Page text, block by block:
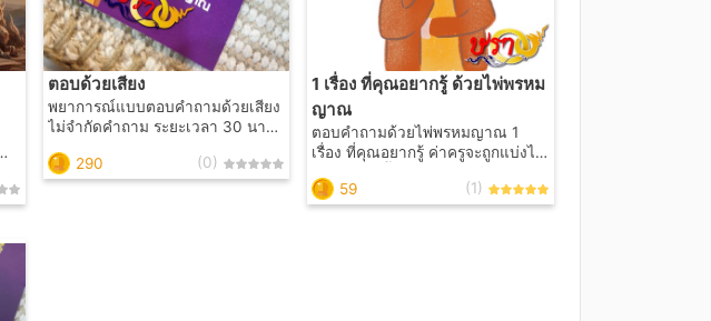
ตอบด้วยเสียง
พยาการณ์แบบตอบคำถามด้วยเสียง
ไม่จำกัดคำถาม ระยะเวลา 30 นาที
290
(0)
1 เรื่อง ที่คุณอยากรู้ ด้วยไพ่พรหม
ญาณ
ตอบคำถามด้วยไพ่พรหมญาณ 1
เรื่อง ที่คุณอยากรู้ ค่าครูจะถูกแบ่งไป
นะคะ ไม่สะดวกตอบคำถาม ใช่เนื้อคู่
หรือไม่ จะเลิกกันมั้ย
59 (1)